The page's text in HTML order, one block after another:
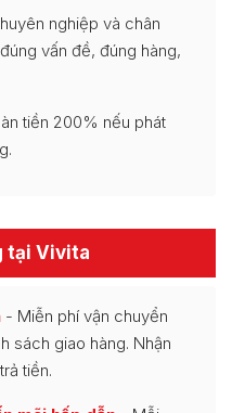
nghiệp và chân
vấn đề, đúng hàng,
tiền 200% nếu phát
tại Vivita
- Miễn phí vận chuyển
sách giao hàng. Nhận
tiền.